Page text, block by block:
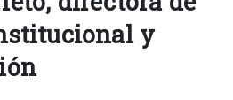
y